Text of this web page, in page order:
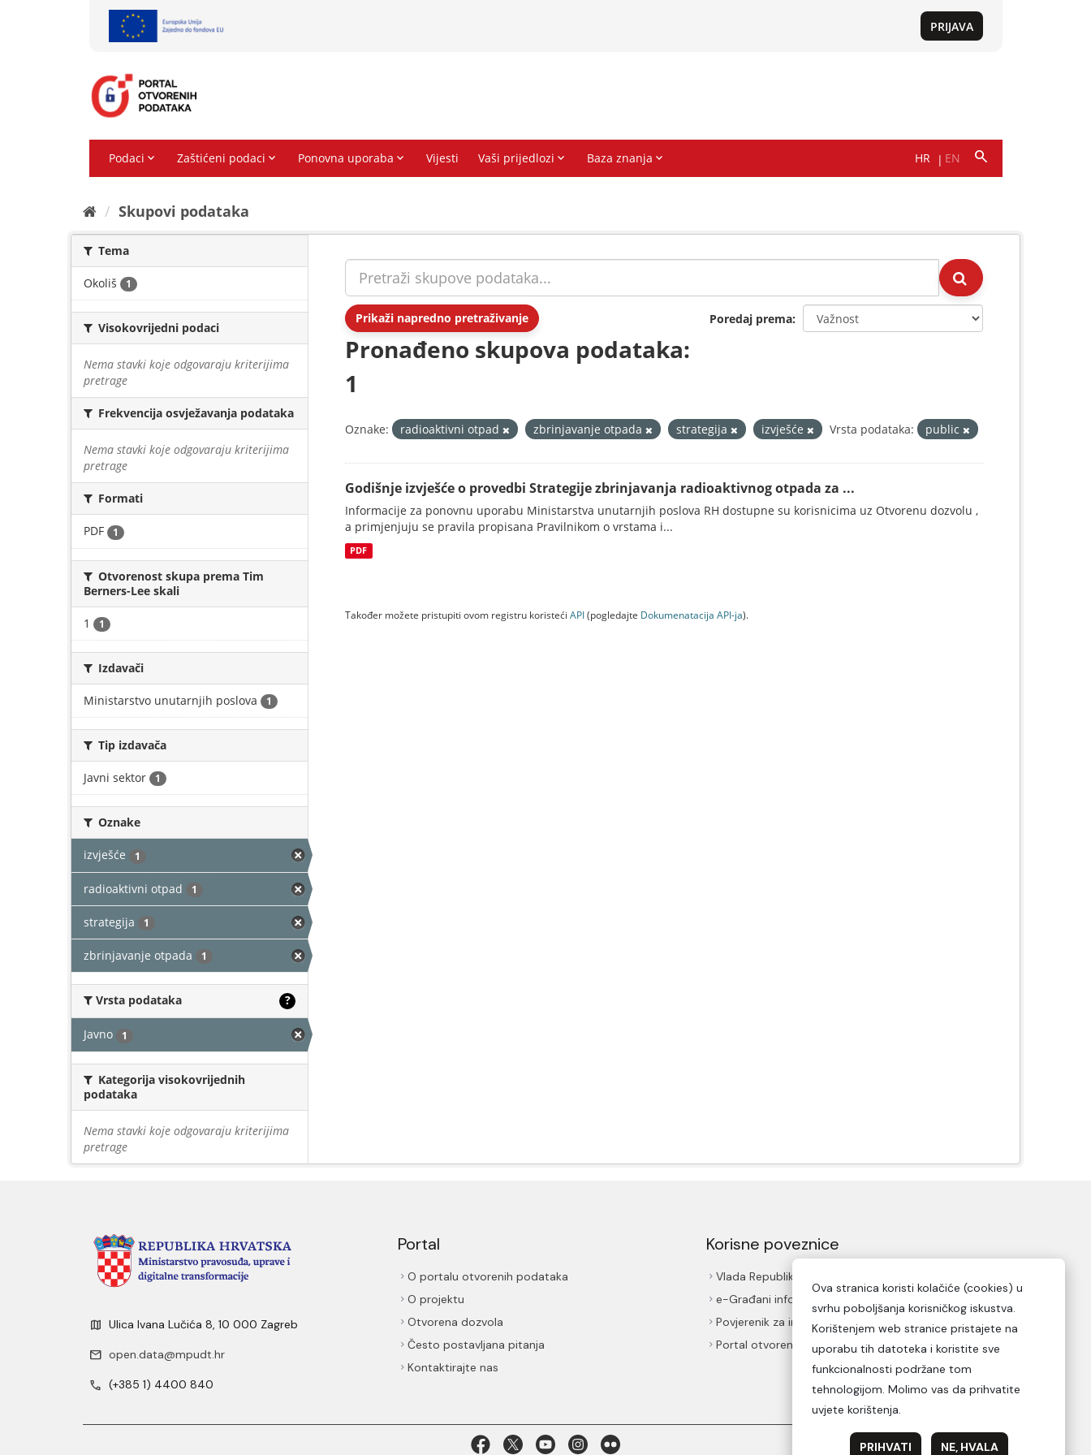
Skupovi podаtаkа
Tema
Okoliš 1
Visokovrijedni podaci
Nema stavki koje odgovaraju kriterijima
pretrage
Frekvencija osvježavanja podataka
Nema stavki koje odgovaraju kriterijima
pretrage
Formati
PDF 1
Otvorenost skupa prema Tim
Berners-Lee skali
1 1
Izdavači
Ministarstvo unutarnjih poslova 1
Tip izdavača
Javni sektor 1
Oznake
izvješće 1
radioaktivni otpad 1
strategija 1
zbrinjavanje otpada 1
Vrsta podataka ?
Javno 1
Kategorija visokovrijednih
podataka
Nema stavki koje odgovaraju kriterijima
pretrage
Prikaži napredno pretraživanje Poredaj prema
Pronađeno skupova podataka:
1
Oznake: radioaktivni otpad zbrinjavanje otpada strategija izvješće Vrsta podataka: public
Godišnje izvješće o provedbi Strategije zbrinjavanja radioaktivnog otpada za ...
Informacije za ponovnu uporabu Ministarstva unutarnjih poslova RH dostupne su korisnicima uz Otvorenu dozvolu ,
a primjenjuju se pravila propisana Pravilnikom o vrstama i...
PDF
Također možete pristupiti ovom registru koristeći API(pogledajte Dokumenаtаcijа API-jа).